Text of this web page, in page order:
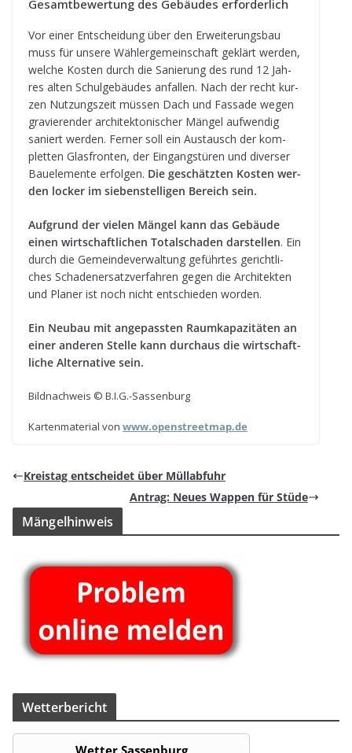
Gesamt­be­wer­tung des Gebäu­des erforderlich
Vor einer Ent­schei­dung über den Erwei­te­rungs­bau
muss für unsere Wäh­ler­ge­mein­schaft geklärt wer­den,
wel­che Kos­ten durch die Sanie­rung des rund 12 Jah­
res alten Schul­ge­bäu­des anfal­len. Nach der recht kur­
zen Nut­zungs­zeit müs­sen Dach und Fas­sade wegen
gra­vie­ren­der archi­tek­to­ni­scher Män­gel auf­wen­dig
saniert wer­den. Fer­ner soll ein Aus­tausch der kom­
plet­ten Glas­fron­ten, der Ein­gangs­tü­ren und diver­ser
Bau­ele­mente erfol­gen. Die geschätz­ten Kos­ten wer­
den locker im sie­ben­stel­li­gen Bereich sein.
Auf­grund der vie­len Män­gel kann das Gebäude
einen wirt­schaft­li­chen Total­scha­den dar­stel­len. Ein
durch die Gemein­de­ver­wal­tung geführ­tes gericht­li­
ches Scha­den­er­satz­ver­fah­ren gegen die Archi­tek­ten
und Pla­ner ist noch nicht ent­schie­den worden.
Ein Neu­bau mit ange­pass­ten Raum­ka­pa­zi­tä­ten an
einer ande­ren Stelle kann durch­aus die wirt­schaft­
li­che Alter­na­tive sein.
Bild­nach­weis © B.I.G.-Sassenburg
Kar­ten­ma­te­rial von www​.open​street​map​.de
Kreis­tag ent­schei­det über Müllabfuhr
Antrag: Neues Wap­pen für Stüde
Män­gel­hin­weis
Wet­ter­be­richt